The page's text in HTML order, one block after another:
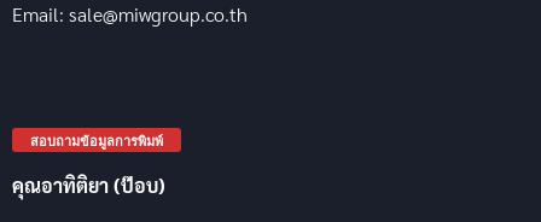
Email: sale@miwgroup.co.th
สอบถามข้อมูลการพิมพ์
คุณอาทิติยา (ป๊อบ)